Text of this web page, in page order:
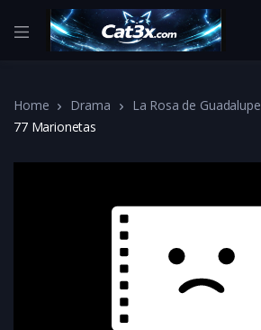
Home Drama La Rosa de Guadalupe
77 Marionetas